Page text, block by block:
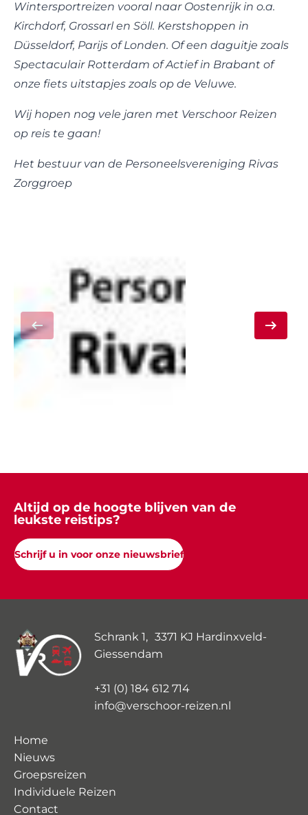
Wintersportreizen vooral naar Oostenrijk in o.a.
Kirchdorf, Grossarl en Söll. Kerstshoppen in
Düsseldorf, Parijs of Londen. Of een daguitje zoals
Spectaculair Rotterdam of Actief in Brabant of
onze fiets uitstapjes zoals op de Veluwe.
Wij hopen nog vele jaren met Verschoor Reizen
op reis te gaan!
Het bestuur van de Personeelsvereniging Rivas
Zorggroep
Altijd op de hoogte blijven van de
leukste reistips?
Schrijf u in voor onze nieuwsbrief
Schrank 1, 3371 KJ Hardinxveld-
Giessendam
+31 (0) 184 612 714
info@verschoor-reizen.nl
Home
Nieuws
Groepsreizen
Individuele Reizen
Contact